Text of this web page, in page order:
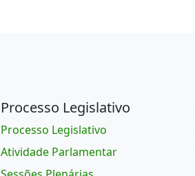
Processo Legislativo
Processo Legislativo
Atividade Parlamentar